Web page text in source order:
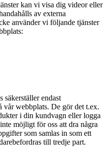
kan vi visa dig videor eller
av externa
använder vi följande tjänster
säkerställer endast
vår webbplats. De gör det t.ex.
i din kundvagn eller logga
möjligt för oss att dra några
som samlas in som ett
till tredje part.